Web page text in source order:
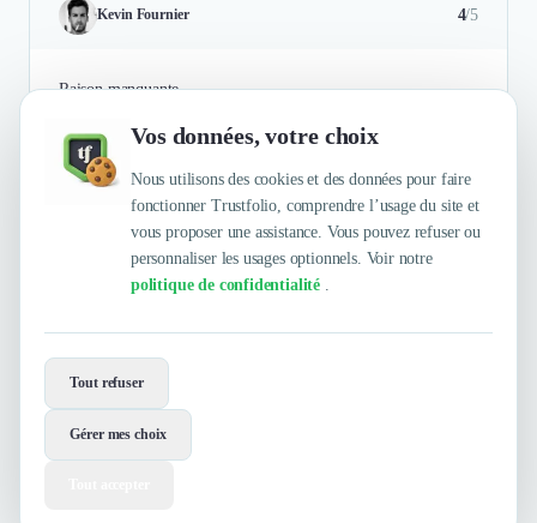
Vos données, votre choix
Nous utilisons des cookies et des données pour faire
fonctionner Trustfolio, comprendre l’usage du site et
vous proposer une assistance. Vous pouvez refuser ou
personnaliser les usages optionnels. Voir notre
politique de confidentialité .
Tout refuser
Gérer mes choix
Kevin Fournier 4/5
Raison manquante
Authentifié le 15/06/2017 par
Contactez-les maintenant !